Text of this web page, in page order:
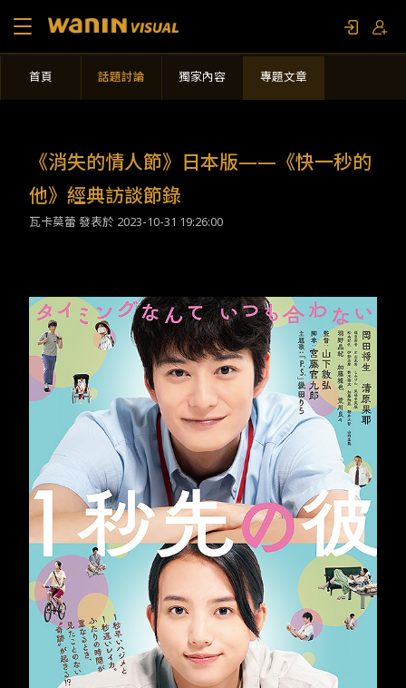
關於我們
影視專題
限定活動
JP KR
首頁 話題討論 獨家內容 專題文章
《消失的情人節》日本版——《快一秒的
他》經典訪談節錄
瓦卡莫蕾 發表於 2023-10-31 19:26:00